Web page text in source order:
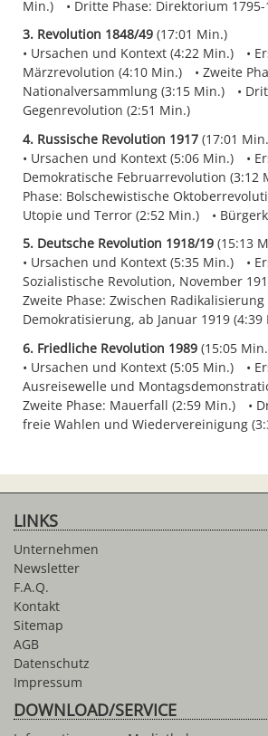
Min.)
Dritte Phase: Direktorium
3. Revolution 1848/49 (17:01 Min.)
Ursachen und Kontext (4:22 Min.)
Märzrevolution (4:10 Min.)
Zweite
Nationalversammlung (3:15 Min.)
Gegenrevolution (2:51 Min.)
4. Russische Revolution 1917 (17:01
Ursachen und Kontext (5:06 Min.)
Demokratische Februarrevolution (3:12
Phase: Bolschewistische
Utopie und Terror (2:52 Min.)
5. Deutsche Revolution 1918/19 (15:13
Ursachen und Kontext (5:35 Min.)
Sozialistische Revolution, November
Zweite Phase: Zwischen
Demokratisierung, ab Januar 1919 (4:39
6. Friedliche Revolution 1989 (15:05
Ursachen und Kontext (5:05 Min.)
Ausreisewelle und
Zweite Phase: Mauerfall (2:59 Min.)
freie Wahlen und Wiedervereinigung
LINKS
Unternehmen
Newsletter
F.A.Q.
Kontakt
Sitemap
AGB
Datenschutz
Impressum
DOWNLOAD/SERVICE